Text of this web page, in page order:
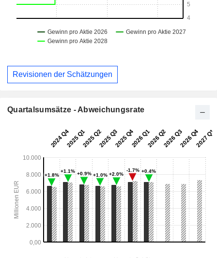
Revisionen der Schätzungen
Quartalsumsätze - Abweichungsrate